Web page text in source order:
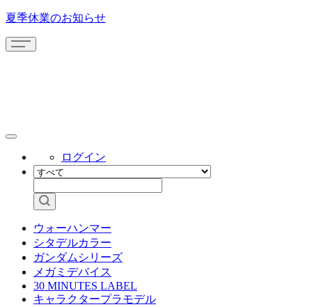
夏季休業のお知らせ
ログイン
ウォーハンマー
シタデルカラー
ガンダムシリーズ
メガミデバイス
30 MINUTES LABEL
キャラクタープラモデル